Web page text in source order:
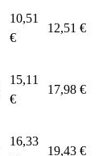
10,51
€
12,51 €
15,11
€
17,98 €
16,33
19,43 €